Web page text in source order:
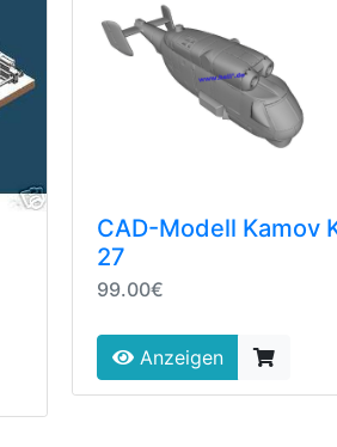
CAD-Modell Kamov
27
99.00€
Anzeigen